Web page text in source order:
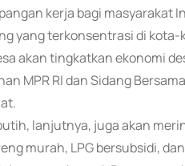
kerja bagi masyarakat
yang terkonsentrasi di
akan tingkatkan ekonomi
MPR RI dan Sidang
lanjutnya, juga akan
murah, LPG bersubsidi,